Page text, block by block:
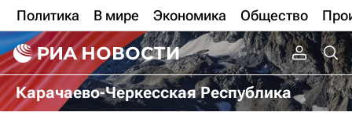
Политика В мире Экономика Общество
Карачаево-Черкесская Республика